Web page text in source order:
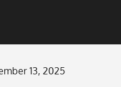
13, 2025